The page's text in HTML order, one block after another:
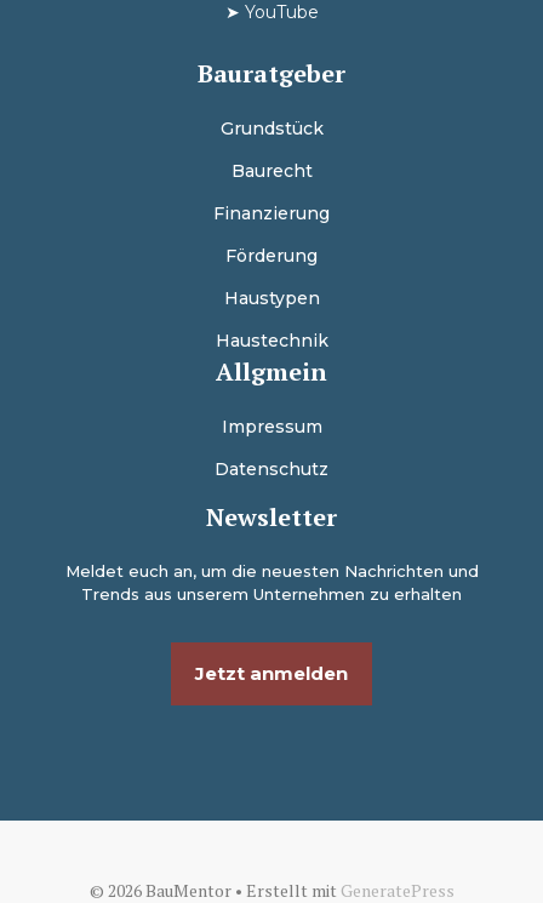
➤ YouTube
Bauratgeber
Grundstück
Baurecht
Finanzierung
Förderung
Haustypen
Haustechnik
Allgmein
Impressum
Datenschutz
Newsletter
Meldet euch an, um die neuesten Nachrichten und
Trends aus unserem Unternehmen zu erhalten
Jetzt anmelden
© 2026 BauMentor• Erstellt mit GeneratePress